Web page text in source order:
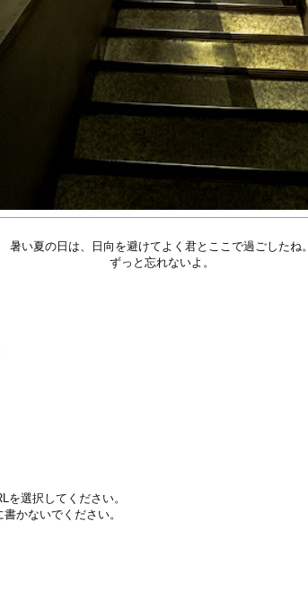
暑い夏の日は、日向を避けてよく君とここで過ごしたね。
ずっと忘れないよ。
を選択してください。
かないでください。